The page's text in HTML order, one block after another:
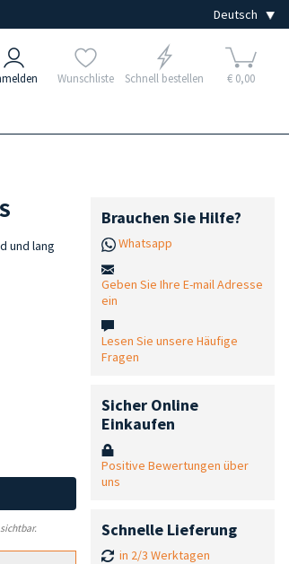
Wunschliste Schnell bestellen € 0,00
und lang
Brauchen Sie Hilfe?
Whatsapp
Geben Sie Ihre E-mail Adresse
ein
Lesen Sie unsere Häufige
Fragen
Sicher Online
Einkaufen
Positive Bewertungen über
uns
Schnelle Lieferung
in 2/3 Werktagen